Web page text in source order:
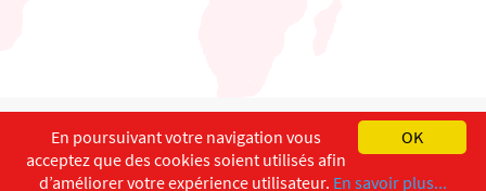
English Français
Copyright ©ISEC-AdW Impressum
OK
En poursuivant votre navigation vous
acceptez que des cookies soient utilisés afin
d’améliorer votre expérience utilisateur. En savoir plus...